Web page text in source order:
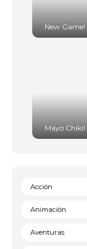
New Game!
Mayo Chiki!
Acción
Animación
Aventuras